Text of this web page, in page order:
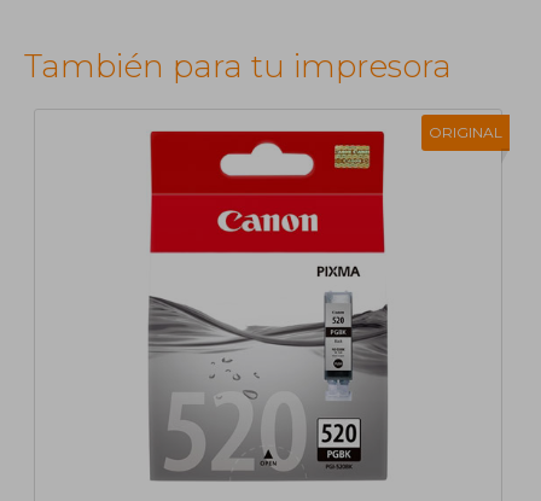
También para tu impresora
ORIGINAL